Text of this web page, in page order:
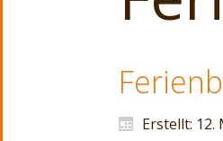
Erstellt: 12.